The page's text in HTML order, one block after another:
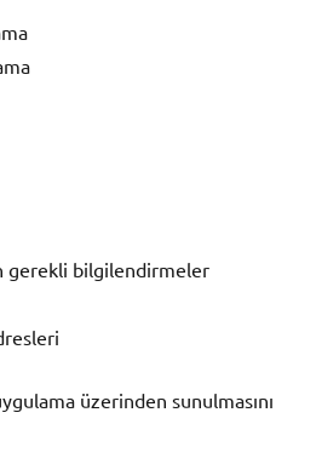
gerekli bilgilendirmeler
üzerinden sunulmasını